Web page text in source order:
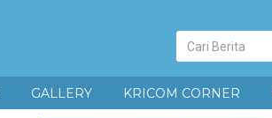
Pencarian
Berita
GALLERY KRICOM CORNER